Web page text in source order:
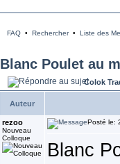
FAQ• Rechercher• Liste des
Blanc Poulet au
Colok
Auteur
rezoo
Nouveau
Colloque
Posté le:
Blanc